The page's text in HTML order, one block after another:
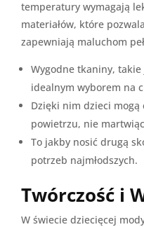
temperatury wymagają
materiałów, które
zapewniają maluchom
Wygodne tkaniny, takie
idealnym wyborem na
Dzięki nim dzieci mogą
powietrzu, nie
To jakby nosić drugą
potrzeb najmłodszych.
Twórczość i
W świecie dziecięcej